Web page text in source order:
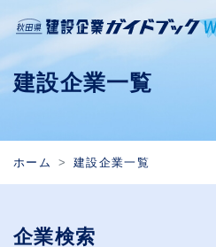
建設企業一覧
ホーム 建設企業一覧
企業検索